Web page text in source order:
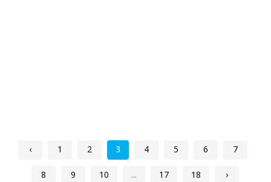
‹ 1 2 3 4 5 6
7
8
9 10 ... 17 18 ›